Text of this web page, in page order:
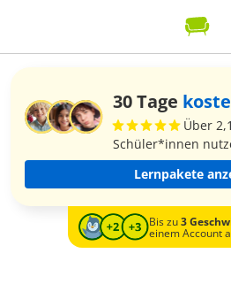
30 Tage
Über
Schüler*innen
Lernpakete
Bis zu3
einem Account